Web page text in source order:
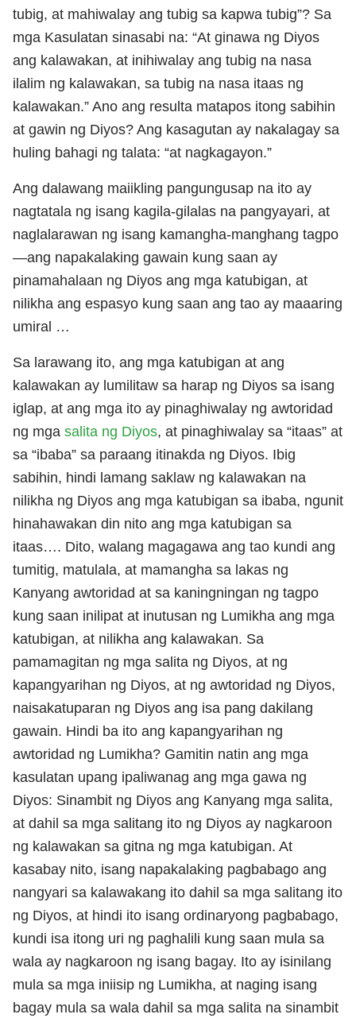
tubig, at mahiwalay ang tubig sa kapwa tubig”? Sa
mga Kasulatan sinasabi na: “At ginawa ng Diyos
ang kalawakan, at inihiwalay ang tubig na nasa
ilalim ng kalawakan, sa tubig na nasa itaas ng
kalawakan.” Ano ang resulta matapos itong sabihin
at gawin ng Diyos? Ang kasagutan ay nakalagay sa
huling bahagi ng talata: “at nagkagayon.”
Ang dalawang maiikling pangungusap na ito ay
nagtatala ng isang kagila-gilalas na pangyayari, at
naglalarawan ng isang kamangha-manghang tagpo
—ang napakalaking gawain kung saan ay
pinamahalaan ng Diyos ang mga katubigan, at
nilikha ang espasyo kung saan ang tao ay maaaring
umiral …
Sa larawang ito, ang mga katubigan at ang
kalawakan ay lumilitaw sa harap ng Diyos sa isang
iglap, at ang mga ito ay pinaghiwalay ng awtoridad
ng mga salita ng Diyos, at pinaghiwalay sa “itaas” at
sa “ibaba” sa paraang itinakda ng Diyos. Ibig
sabihin, hindi lamang saklaw ng kalawakan na
nilikha ng Diyos ang mga katubigan sa ibaba, ngunit
hinahawakan din nito ang mga katubigan sa
itaas…. Dito, walang magagawa ang tao kundi ang
tumitig, matulala, at mamangha sa lakas ng
Kanyang awtoridad at sa kaningningan ng tagpo
kung saan inilipat at inutusan ng Lumikha ang mga
katubigan, at nilikha ang kalawakan. Sa
pamamagitan ng mga salita ng Diyos, at ng
kapangyarihan ng Diyos, at ng awtoridad ng Diyos,
naisakatuparan ng Diyos ang isa pang dakilang
gawain. Hindi ba ito ang kapangyarihan ng
awtoridad ng Lumikha? Gamitin natin ang mga
kasulatan upang ipaliwanag ang mga gawa ng
Diyos: Sinambit ng Diyos ang Kanyang mga salita,
at dahil sa mga salitang ito ng Diyos ay nagkaroon
ng kalawakan sa gitna ng mga katubigan. At
kasabay nito, isang napakalaking pagbabago ang
nangyari sa kalawakang ito dahil sa mga salitang ito
ng Diyos, at hindi ito isang ordinaryong pagbabago,
kundi isa itong uri ng paghalili kung saan mula sa
wala ay nagkaroon ng isang bagay. Ito ay isinilang
mula sa mga iniisip ng Lumikha, at naging isang
bagay mula sa wala dahil sa mga salita na sinambit